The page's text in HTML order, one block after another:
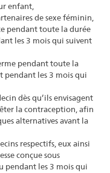
enfant,
de sexe féminin,
pendant toute la durée
les 3 mois qui suivent
pendant toute la
pendant les 3 mois qui
dès qu’ils envisagent
la contraception, afin
alternatives avant la
respectifs, eux ainsi
conçue sous
pendant les 3 mois qui